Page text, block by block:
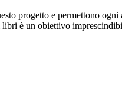
progetto e permettono
è un obiettivo